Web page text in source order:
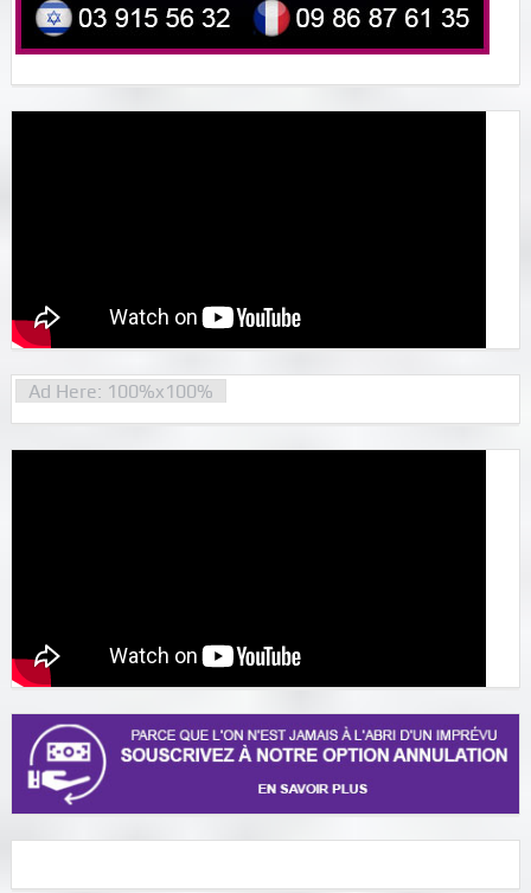
Ad Here: 100%x100%